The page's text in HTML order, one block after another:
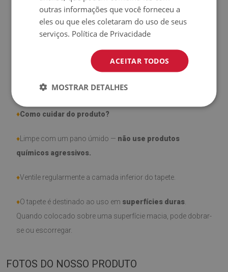
Os tapetesnão são antiderrapantes
Produtofácil de limpar, resistente a manchas e à água.
Por favor, lembre-se de que danos decorrentes do uso ao
garantia.
♦Como cuidar do produto?
♦ Limpe com um pano úmido — não use produtos
químicos agressivos.
♦Ventile regularmente a camada inferior do tapete.
♦O tapete é destinado ao uso em superfícies duras
Quando colocado sobre uma superfície macia, pode dobrar-
se ou escorregar.
FOTOS DO NOSSO PRODUTO
outras informações que você forneceu a
eles ou que eles coletaram do uso de seus
serviços. Política de Privacidade
ACEITAR TODOS
MOSTRAR DETALHES